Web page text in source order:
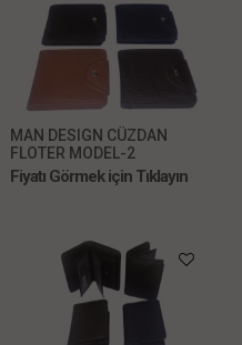
MAN DESIGN CÜZDAN
FLOTER MODEL-2
Fiyatı Görmek için Tıklayın